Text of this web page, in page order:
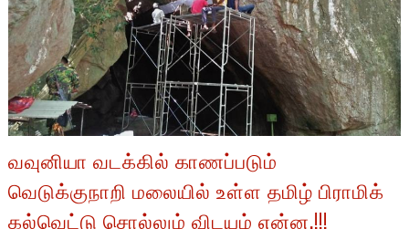
வவுனியா வடக்கில் காணப்படும்
வெடுக்குநாறி மலையில் உள்ள தமிழ் பிராமிக்
கல்வெட்டு சொல்லும் விடயம் என்ன.!!!